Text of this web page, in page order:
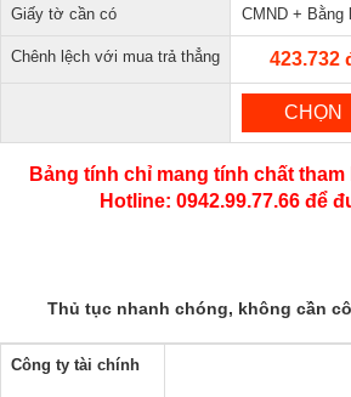
Giấy tờ cần có CMND + Bằng
Chênh lệch với mua trả thẳng 423.732
CHỌN
Bảng tính chỉ mang tính chất
Hotline: 0942.99.77.66 để
Thủ tục nhanh chóng, không cần
Công ty tài chính